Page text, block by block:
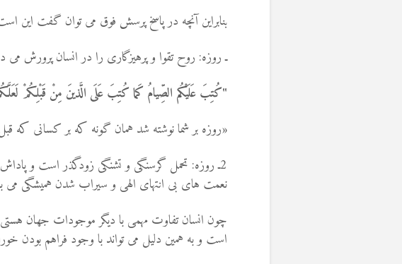
بنابراين آنچه در پاسخ پرسش فوق مى توان گفت اين
ـ روزه: روح تقوا و پرهيزگارى را در انسان پرورش
"كُتِبَ عَلَيْكُم الصِّيامُ كَما كُتِبَ عَلَى الَّذينَ مِنْ قَبْلِكُمْ
«روزه بر شما نوشته شد همان گونه كه بر كسانى كه قبل
2ـ روزه: تحمل گرسنگى و تشنگى زودگذر است و
نعمت هاى بى انتهاى الهى و سيراب شدن هميشگى مى
چون انسان تفاوت مهمی با دیگر موجودات جهان
است و به همین دلیل می تواند با وجود فراهم بودن